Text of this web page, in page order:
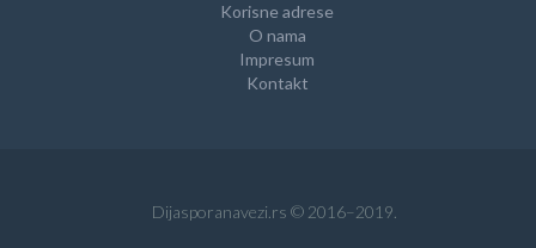
Korisne adrese
O nama
Impresum
Kontakt
Dijasporanavezi.rs © 2016–2019.